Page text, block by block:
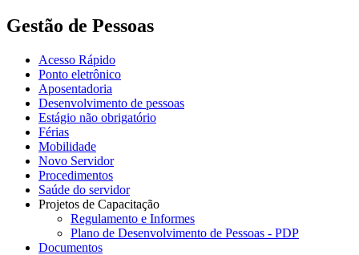
Gestão de Pessoas
Acesso Rápido
Ponto eletrônico
Aposentadoria
Desenvolvimento de pessoas
Estágio não obrigatório
Férias
Mobilidade
Novo Servidor
Procedimentos
Saúde do servidor
Projetos de Capacitação
Regulamento e Informes
Plano de Desenvolvimento de Pessoas - PDP
Documentos